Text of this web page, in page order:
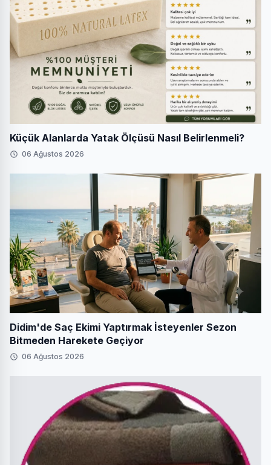
Küçük Alanlarda Yatak Ölçüsü Nasıl Belirlenmeli?
06 Ağustos 2026
Didim'de Saç Ekimi Yaptırmak İsteyenler Sezon
Bitmeden Harekete Geçiyor
06 Ağustos 2026